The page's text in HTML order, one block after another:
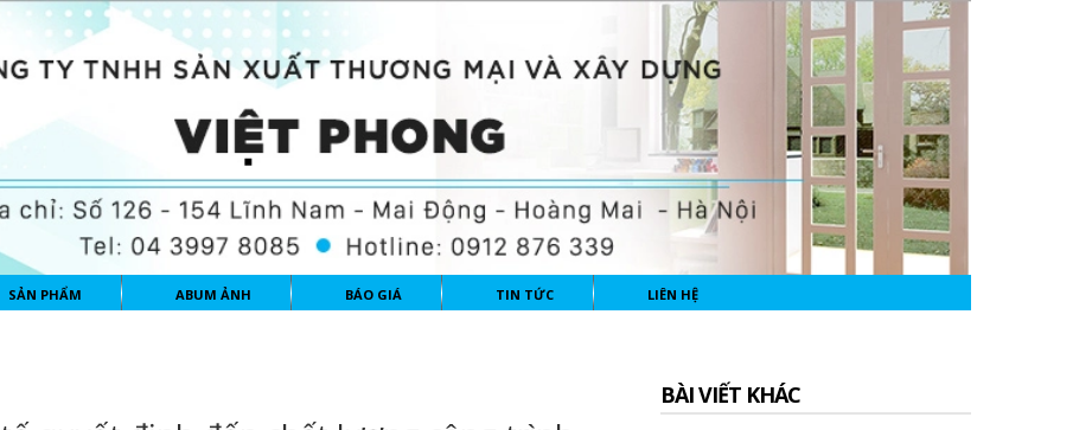
SẢN PHẨM ABUM ẢNH BÁO GIÁ TIN TỨC LIÊN HỆ
BÀI VIẾT KHÁC